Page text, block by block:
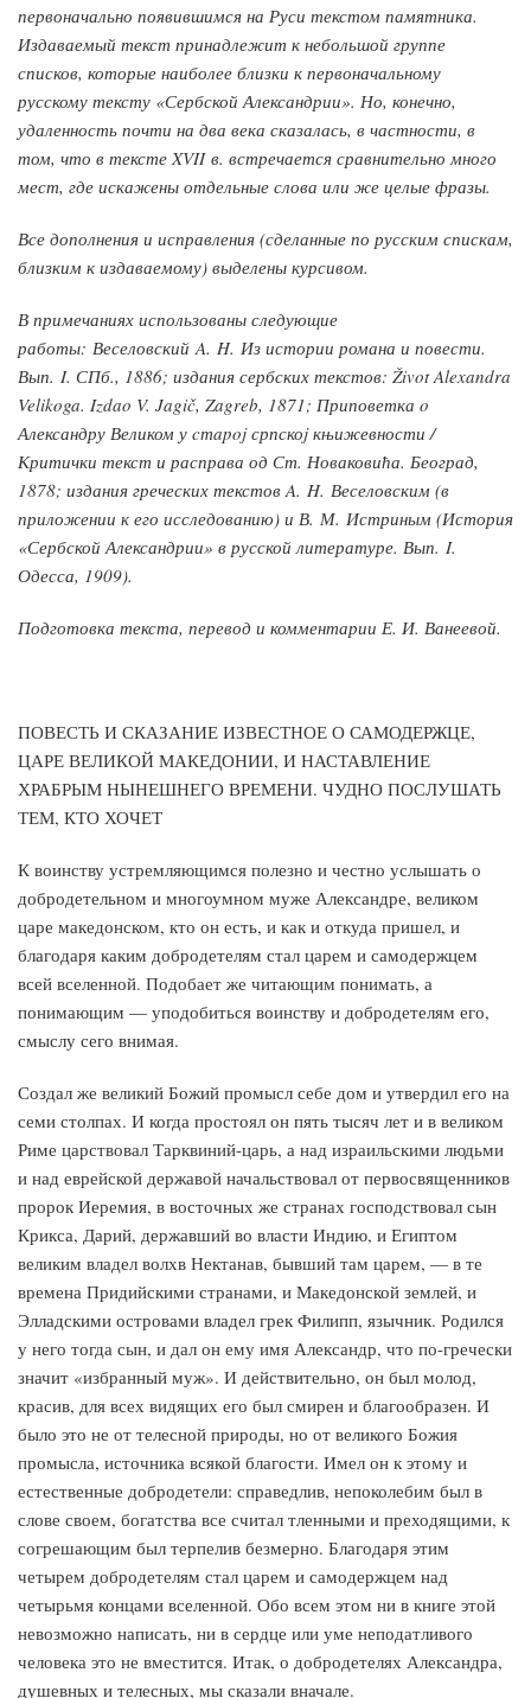
первоначально появившимся на Руси текстом памятника.
Издаваемый текст принадлежит к небольшой группе
списков, которые наиболее близки к первоначальному
русскому тексту «Сербской Александрии». Но, конечно,
удаленность почти на два века сказалась, в частности, в
том, что в тексте XVII в. встречается сравнительно много
мест, где искажены отдельные слова или же целые фразы.
Все дополнения и исправления (сделанные по русским спискам,
близким к издаваемому) выделены курсивом.
В примечаниях использованы следующие
работы: Веселовский A. H. Из истории романа и повести.
Вып. I. СПб., 1886; издания сербских текстов: Život Alexandra
Velikoga. Izdao V. Jagič, Zagreb, 1871; Приповетка o
Александру Великом у cтapoj српскоj књижевности /
Критички текст и расправа од Ст. Новаковића. Београд,
1878; издания греческих текстов A. H. Веселовским (в
приложении к его исследованию) и В. М. Истриным (История
«Сербской Александрии» в русской литературе. Вып. I.
Одесса, 1909).
Подготовка текста, перевод и комментарии Е. И. Ванеевой​.
ПОВЕСТЬ И СКАЗАНИЕ ИЗВЕСТНОЕ О САМОДЕРЖЦЕ,
ЦАРЕ ВЕЛИКОЙ МАКЕДОНИИ, И НАСТАВЛЕНИЕ
ХРАБРЫМ НЫНЕШНЕГО ВРЕМЕНИ. ЧУДНО ПОСЛУШАТЬ
ТЕМ, КТО ХОЧЕТ
К воинству устремляющимся полезно и честно услышать о
добродетельном и многоумном муже Александре, великом
царе македонском, кто он есть, и как и откуда пришел, и
благодаря каким добродетелям стал царем и самодержцем
всей вселенной. Подобает же читающим понимать, а
понимающим — уподобиться воинству и добродетелям его,
смыслу сего внимая.
Создал же великий Божий промысл себе дом и утвердил его на
семи столпах. И когда простоял он пять тысяч лет и в великом
Риме царствовал Тарквиний-царь, а над израильскими людьми
и над еврейской державой начальствовал от первосвященников
пророк Иеремия, в восточных же странах господствовал сын
Крикса, Дарий, державший во власти Индию, и Египтом
великим владел волхв Нектанав, бывший там царем, — в те
времена Придийскими странами, и Македонской землей, и
Элладскими островами владел грек Филипп, язычник. Родился
у него тогда сын, и дал он ему имя Александр, что по-гречески
значит «избранный муж». И действительно, он был молод,
красив, для всех видящих его был смирен и благообразен. И
было это не от телесной природы, но от великого Божия
промысла, источника всякой благости. Имел он к этому и
естественные добродетели: справедлив, непоколебим был в
слове своем, богатства все считал тленными и преходящими, к
согрешающим был терпелив безмерно. Благодаря этим
четырем добродетелям стал царем и самодержцем над
четырьмя концами вселенной. Обо всем этом ни в книге этой
невозможно написать, ни в сердце или уме неподатливого
человека это не вместится. Итак, о добродетелях Александра,
душевных и телесных, мы сказали вначале.